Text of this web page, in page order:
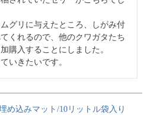
グリに与えたところ、しがみ付
くれるので、他のクワガタたち
購入することにしました。
いきたいです。
め込みマット/10リットル袋入り